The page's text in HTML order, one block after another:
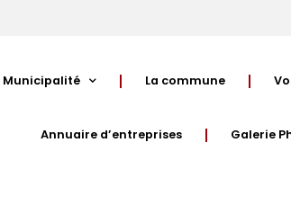
Municipalité La commune
Annuaire d’entreprises Galerie